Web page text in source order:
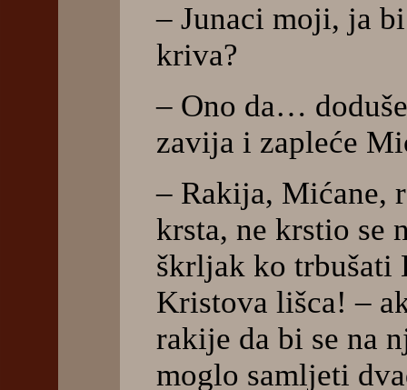
– Junaci moji, ja
kriva?
– Ono da…
zavija i zapleće
– Rakija, Mićane,
krsta, ne krstio se
škrljak ko trbušati
Kristova lišca! –
rakije da bi se na
moglo samljeti